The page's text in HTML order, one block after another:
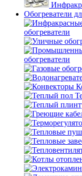
Обогреватели
обогреватели
обогреватели